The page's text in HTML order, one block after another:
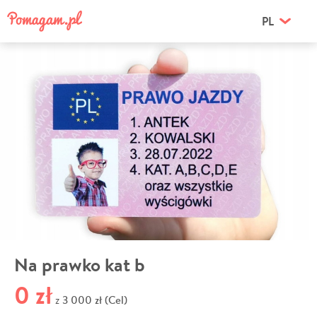
PL
Na prawko kat b
0 zł z 3 000 zł (Cel)